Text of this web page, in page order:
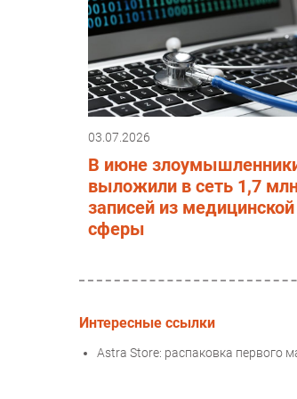
03.07.2026
В июне
выложили в сеть 1,7
записей из медицинской
сферы
Интересные ссылки
Astra Store: распаковка первого